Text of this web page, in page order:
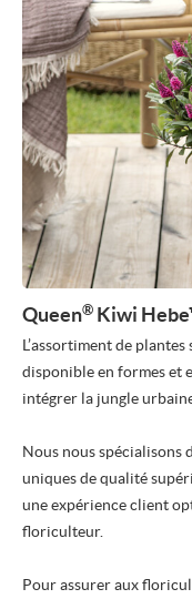
Queen® Kiwi
L’assortiment de
disponible en formes et
intégrer la jungle
Nous nous spécialisons
uniques de qualité
une expérience client
floriculteur.
Pour assurer aux